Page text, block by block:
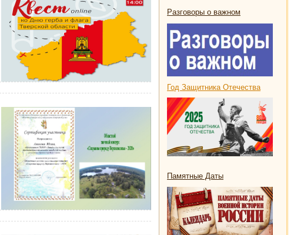
Разговоры о важном
Год Защитника Отечества
Памятные Даты